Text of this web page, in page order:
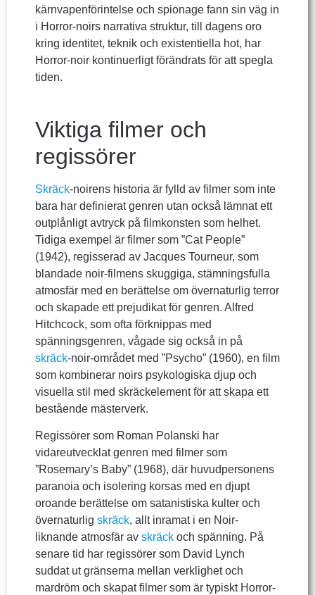
kärnvapenförintelse och spionage fann sin väg in
i Horror-noirs narrativa struktur, till dagens oro
kring identitet, teknik och existentiella hot, har
Horror-noir kontinuerligt förändrats för att spegla
tiden.
Viktiga filmer och
regissörer
Skräck-noirens historia är fylld av filmer som inte
bara har definierat genren utan också lämnat ett
outplånligt avtryck på filmkonsten som helhet.
Tidiga exempel är filmer som ”Cat People”
(1942), regisserad av Jacques Tourneur, som
blandade noir-filmens skuggiga, stämningsfulla
atmosfär med en berättelse om övernaturlig terror
och skapade ett prejudikat för genren. Alfred
Hitchcock, som ofta förknippas med
spänningsgenren, vågade sig också in på
skräck-noir-området med ”Psycho” (1960), en film
som kombinerar noirs psykologiska djup och
visuella stil med skräckelement för att skapa ett
bestående mästerverk.
Regissörer som Roman Polanski har
vidareutvecklat genren med filmer som
”Rosemary’s Baby” (1968), där huvudpersonens
paranoia och isolering korsas med en djupt
oroande berättelse om satanistiska kulter och
övernaturlig skräck, allt inramat i en Noir-
liknande atmosfär av skräck och spänning. På
senare tid har regissörer som David Lynch
suddat ut gränserna mellan verklighet och
mardröm och skapat filmer som är typiskt Horror-